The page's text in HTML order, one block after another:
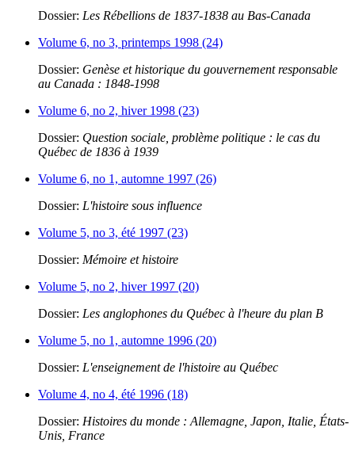
Dossier: Les Rébellions de 1837-1838 au Bas-Canada
Volume 6, no 3, printemps 1998 (24)
Dossier: Genèse et historique du gouvernement responsable
au Canada : 1848-1998
Volume 6, no 2, hiver 1998 (23)
Dossier: Question sociale, problème politique : le cas du
Québec de 1836 à 1939
Volume 6, no 1, automne 1997 (26)
Dossier: L'histoire sous influence
Volume 5, no 3, été 1997 (23)
Dossier: Mémoire et histoire
Volume 5, no 2, hiver 1997 (20)
Dossier: Les anglophones du Québec à l'heure du plan B
Volume 5, no 1, automne 1996 (20)
Dossier: L'enseignement de l'histoire au Québec
Volume 4, no 4, été 1996 (18)
Dossier: Histoires du monde : Allemagne, Japon, Italie, États-
Unis, France